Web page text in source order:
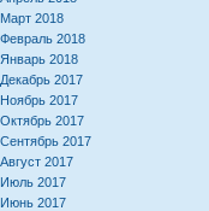
Март 2018
Февраль 2018
Январь 2018
Декабрь 2017
Ноябрь 2017
Октябрь 2017
Сентябрь 2017
Август 2017
Июль 2017
Июнь 2017